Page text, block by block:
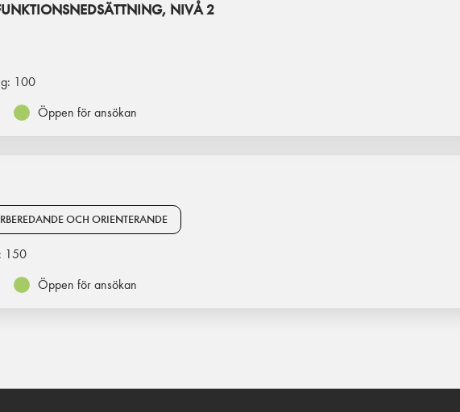
NIVÅ 2
100
Öppen för ansökan
OCH ORIENTERANDE
150
Öppen för ansökan